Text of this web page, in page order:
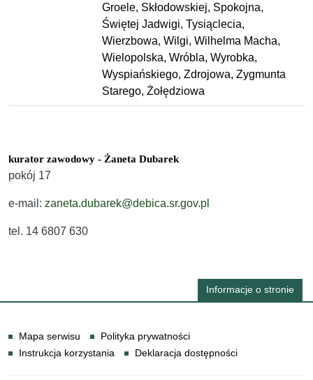
Groele, Skłodowskiej, Spokojna,
Świętej Jadwigi, Tysiąclecia,
Wierzbowa, Wilgi, Wilhelma Macha,
Wielopolska, Wróbla, Wyrobka,
Wyspiańskiego, Zdrojowa, Zygmunta
Starego, Żołędziowa
kurator zawodowy - Żaneta Dubarek
pokój 17
e-mail: zaneta.dubarek@debica.sr.gov.pl
tel. 14 6807 630
Informacje o stronie
Mapa serwisu
Polityka prywatności
Instrukcja korzystania
Deklaracja dostępności